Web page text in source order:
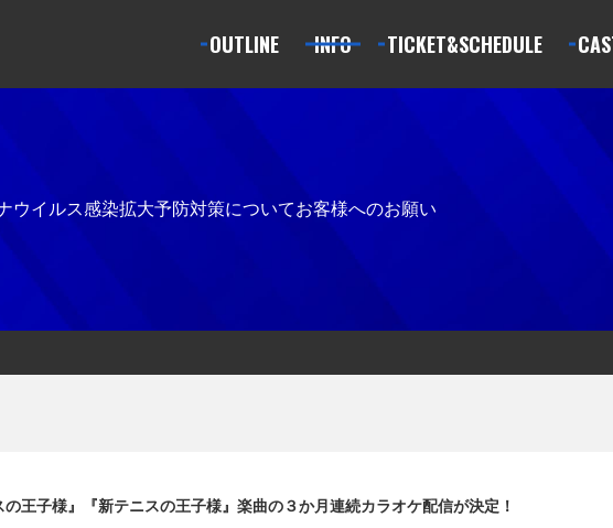
OUTLINE INFO TICKET&SCHEDULE
ウイルス感染拡大予防対策についてお客様へのお願い
の王子様』『新テニスの王子様』楽曲の３か月連続カラオケ配信が決定！